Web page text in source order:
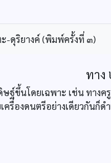
-ดุริยางค์ (พิมพ์ครั้งที่ ๓)
ทาง
ฐ์ขึ้นโดยเฉพาะ เช่น ทางค
ครื่องดนตรีอย่างเดียวกันก็